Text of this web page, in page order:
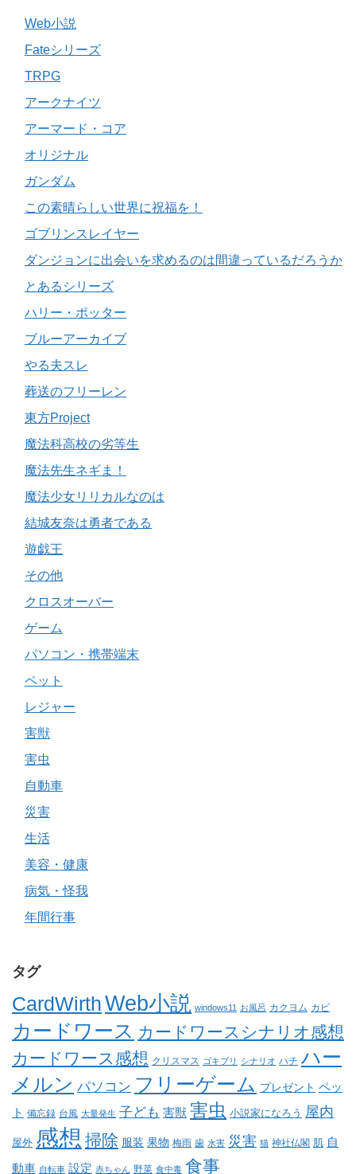
Web小説
Fateシリーズ
TRPG
アークナイツ
アーマード・コア
オリジナル
ガンダム
この素晴らしい世界に祝福を！
ゴブリンスレイヤー
ダンジョンに出会いを求めるのは間違っているだろうか
とあるシリーズ
ハリー・ポッター
ブルーアーカイブ
やる夫スレ
葬送のフリーレン
東方Project
魔法科高校の劣等生
魔法先生ネギま！
魔法少女リリカルなのは
結城友奈は勇者である
遊戯王
その他
クロスオーバー
ゲーム
パソコン・携帯端末
ペット
レジャー
害獣
害虫
自動車
災害
生活
美容・健康
病気・怪我
年間行事
タグ
CardWirthWeb小説 windows11 お風呂 カクヨム カビ
カードワース カードワースシナリオ感想
カードワース感想 クリスマス ゴキブリ シナリオ ハチ ハー
メルン パソコン フリーゲーム プレゼント ペッ
ト 備忘録 台風 大量発生 子ども 害獣 害虫 小説家になろう 屋内
屋外 感想 掃除 服装 果物 梅雨 歯 水害 災害 猫 神社仏閣 肌 自
動車 自転車 設定 赤ちゃん 野菜 食中毒 食事